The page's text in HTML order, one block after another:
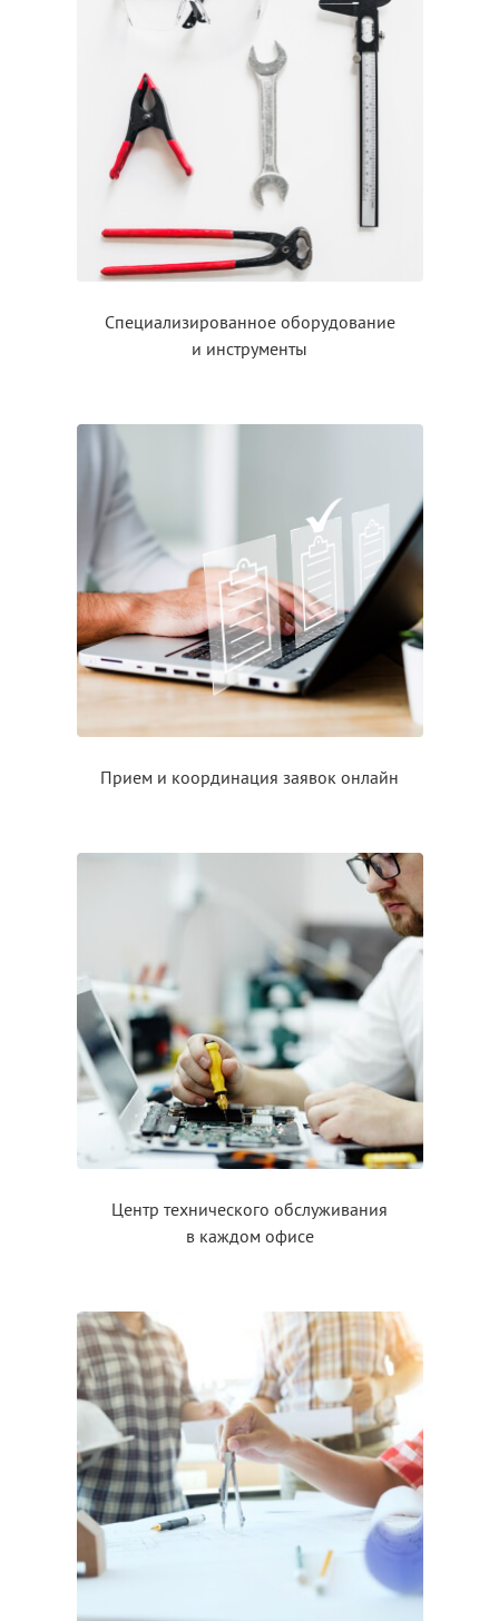
Специализированное оборудование
и инструменты
Прием и координация заявок онлайн
Центр технического обслуживания
в каждом офисе